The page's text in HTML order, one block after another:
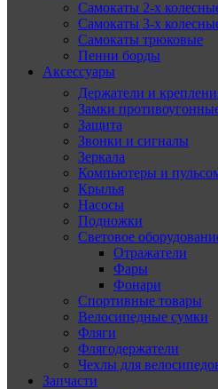
Самокаты 2-х
Самокаты 3-х
Самокаты трюковые
Пенни борды
Аксессуары
Держатели и
Замки
Защита
Звонки и сигналы
Зеркала
Компьютеры и
Крылья
Насосы
Подножки
Световое
Отражатели
Фары
Фонари
Спортивные товары
Велосипедные сумки
Фляги
Флягодержатели
Чехлы для
Запчасти